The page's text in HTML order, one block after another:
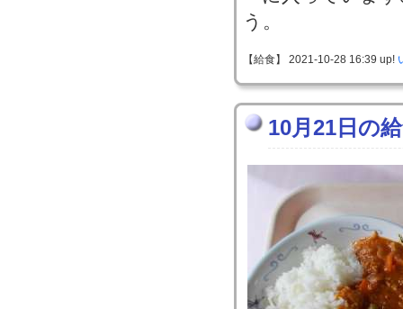
う。
【給食】 2021-10-28 16:39 up!
10月21日の